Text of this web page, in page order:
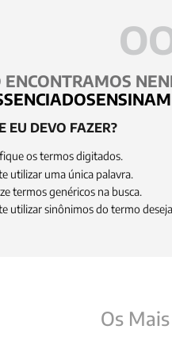
EU DEVO FAZER?
os termos digitados.
utilizar uma única palavra.
termos genéricos na busca.
utilizar sinônimos do termo
Os
5º pré venda
8º verena kast
9º santo agostinho